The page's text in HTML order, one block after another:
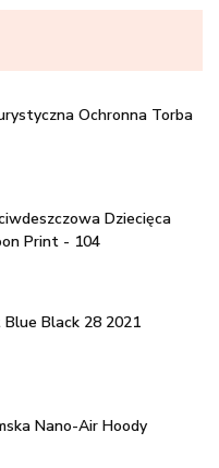
Ochronna Torba
Dziecięca
Print - 104
Black 28 2021
Nano-Air Hoody